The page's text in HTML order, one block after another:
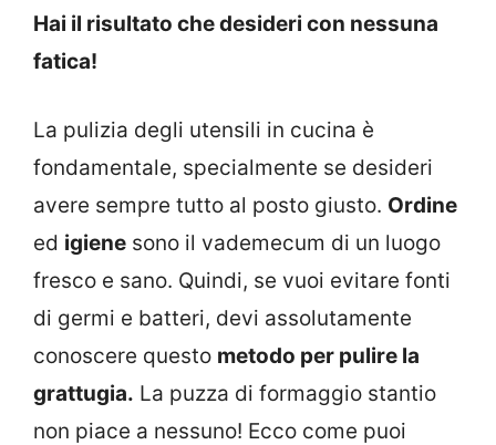
Hai il risultato che desideri con nessuna
fatica!
La pulizia degli utensili in cucina è
fondamentale, specialmente se desideri
avere sempre tutto al posto giusto. Ordine
ed igiene sono il vademecum di un luogo
fresco e sano. Quindi, se vuoi evitare fonti
di germi e batteri, devi assolutamente
conoscere questo metodo per pulire la
grattugia. La puzza di formaggio stantio
non piace a nessuno! Ecco come puoi